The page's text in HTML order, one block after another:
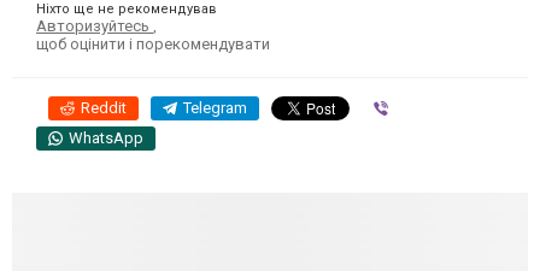
Ніхто ще не рекомендував
Авторизуйтесь ,
щоб оцінити і порекомендувати
Reddit Telegram
WhatsApp